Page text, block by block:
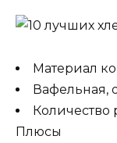
Материал
Вафельная,
Количество
Плюсы